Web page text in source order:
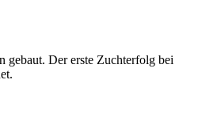
Der erste Zuchterfolg bei